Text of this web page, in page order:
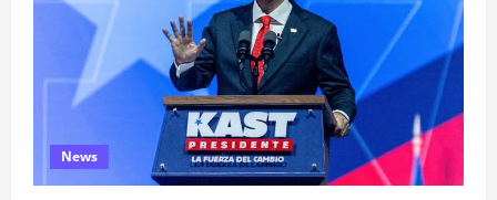
News